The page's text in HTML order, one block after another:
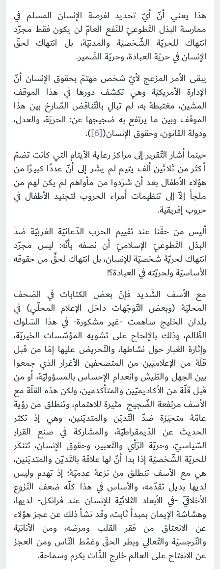
هذا يعني أنّ أيّ تحديد لفرصة الإنسان المسلم في
ممارسة البذل التّطوعيّ للنّفع العامّ لن يكون فقط مجرّد
انتهاك للحريّة الشّخصيّة والمدنيّة، بل انتهاك لحقّ
الإنسان في حريّة العبادة، وحريّة الضّمير.
يبقى الأمر المزعج لأيّ شخص مهتمّ بحقوق الإنسان أنّ
الإدارة الأمريكيّة وهي تكشف دورها في هذا الموقف
المشين، مغتبطة به، لم تبالِ بالتّناقض الصّارخ بين هذا
الموقف وبين ما يرتفع به ضجيجها عن: الحريّة، والعدل،
ودولة القانون، وحقوق الإنسان([6]
).
حينما أشار التّقرير إلى مراكز رعاية الأيتام التي كانت تضمّ
أكثر من ثلاثين ألف يتيم لم يشر إلى أنّ عددًا كبيرًا من
هؤلاء الأطفال بعد أن شرّدوا من مأواهم لم يكن لهم من
ملجأ إلاّ إلى تنظيمات أمراء الحروب لتجنيد الأطفال في
حروب إفريقية.
أليس من حقّنا عند تقييم الحرب الدّعائيّة الغربيّة ضدّ
البذل التّطوعيّ الإسلاميّ أن نصفه بأنّه: ليس مجرّد
انتهاك لحريّة شخصيّة للإنسان، بل انتهاك لحقٍّ من حقوقه
الأساسيّة ولحريّته في العبادة؟!
مع الأسف الشّديد فإنّ بعض الكتابات في الصّحف
المحليّة (وبعض التّوجّهات داخل الإعلام المحلّي) في
بلدان الخليج ساهمت -غير مشكورة- في هذا السّلوك
الظّالم، وذلك بالإلحاح على تشويه المؤسّسات الخيريّة،
وإثارة الغبار حول نشاطها، والتّحريض عليها إمّا من قبل
قلّة من الإعلاميّين من المتصحفين الأغرار الذي جمعوا
بين الجهل والطّيش وانعدام الإحساس بالمسؤوليّة، أو من
قبل قلّة من الأكاديميّين والمتأكدمين، ولكن هذه القلّة مع
الأسف مرتفعة الضّجيج مثيرة للاهتمام، وتنطلق من رؤية
عامّة متحيّزة ضدّ التّديّن والمتديّنين، وهي إذ تكثر
الحديث عن الدّيمقراطيّة، والمشاركة في صنع القرار
السّياسيّ، وحريّة الرّأي والتّعبير، وحقوق الإنسان، تتنكّر
للحريّة الشّخصيّة إذا بدا أنّ لها علاقة بالتّديّن والمتديّنين،
هي مع الأسف تنطلق من نزعة عدميّة؛ إذ تهدم وليس
لديها بديل تقدّمه، والأساس في هذا كلّه ضعف النّزوع
الأخلاقيّ -في الأبعاد الثلاثيّة للإنسان عند فرانكل- لديها،
وهشاشة الإيمان بمبدأ ثابت، وقد نشأ ذلك عن عجز هؤلاء
عن الانعتاق من فقر القلب ومرضه، ومن الأنانيّة
والنّرجسيّة والتّعالي وبطر الحقّ وغمْط النّاس ومن العجز
عن الانفتاح على العالم خارج الذّات بكرم وسماحة.